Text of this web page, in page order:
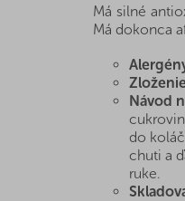
Má silné
Má dokonca
Návod
do
chuti a
ruke.